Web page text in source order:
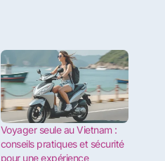
Voyager seule au Vietnam :
conseils pratiques et sécurité
pour une expérience